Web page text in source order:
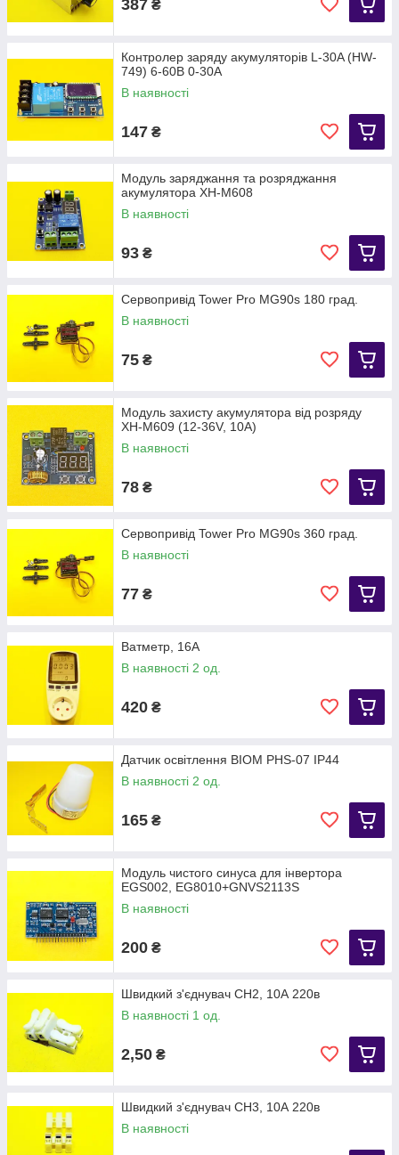
387 ₴
Контролер заряду акумуляторів L-30A (HW-
749) 6-60В 0-30А
В наявності
147 ₴
Модуль заряджання та розряджання
акумулятора XH-M608
В наявності
93 ₴
Сервопривід Tower Pro MG90s 180 град.
В наявності
75 ₴
Модуль захисту акумулятора від розряду
XH-M609 (12-36V, 10A)
В наявності
78 ₴
Сервопривід Tower Pro MG90s 360 град.
В наявності
77 ₴
Ватметр, 16А
В наявності 2 од.
420 ₴
Датчик освітлення BIOM PHS-07 IP44
В наявності 2 од.
165 ₴
Модуль чистого синуса для інвертора
EGS002, EG8010+GNVS2113S
В наявності
200 ₴
Швидкий з'єднувач CH2, 10А 220в
В наявності 1 од.
2,50 ₴
Швидкий з'єднувач CH3, 10А 220в
В наявності